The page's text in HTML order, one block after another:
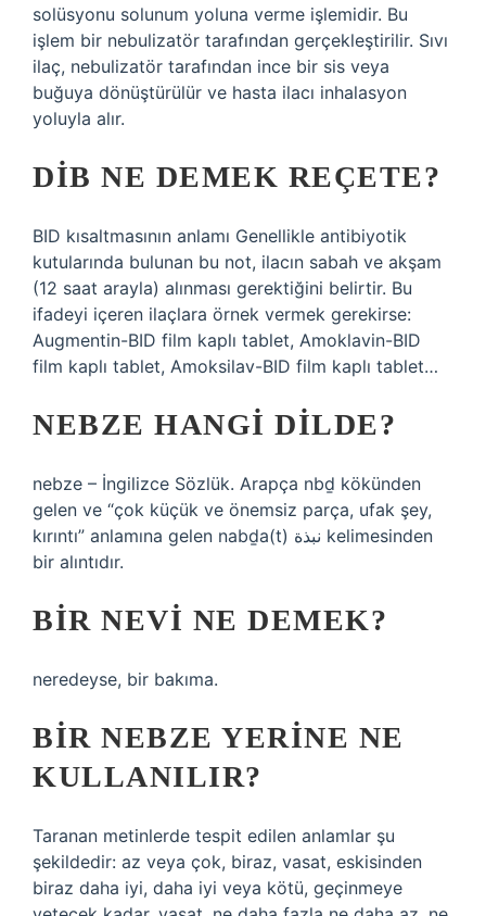
solüsyonu solunum yoluna verme işlemidir. Bu
işlem bir nebulizatör tarafından gerçekleştirilir. Sıvı
ilaç, nebulizatör tarafından ince bir sis veya
buğuya dönüştürülür ve hasta ilacı inhalasyon
yoluyla alır.
DIB NE DEMEK REÇETE?
BID kısaltmasının anlamı Genellikle antibiyotik
kutularında bulunan bu not, ilacın sabah ve akşam
(12 saat arayla) alınması gerektiğini belirtir. Bu
ifadeyi içeren ilaçlara örnek vermek gerekirse:
Augmentin-BID film kaplı tablet, Amoklavin-BID
film kaplı tablet, Amoksilav-BID film kaplı tablet…
NEBZE HANGI DILDE?
nebze – İngilizce Sözlük. Arapça nbḏ kökünden
gelen ve “çok küçük ve önemsiz parça, ufak şey,
kırıntı” anlamına gelen nabḏa(t) نبذة kelimesinden
bir alıntıdır.
BIR NEVI NE DEMEK?
neredeyse, bir bakıma.
BIR NEBZE YERINE NE
KULLANILIR?
Taranan metinlerde tespit edilen anlamlar şu
şekildedir: az veya çok, biraz, vasat, eskisinden
biraz daha iyi, daha iyi veya kötü, geçinmeye